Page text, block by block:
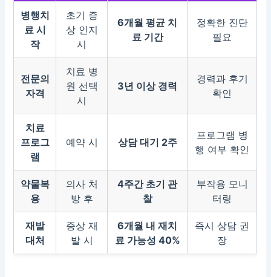
병행치
료 시
작
초기 증
상 인지
시
6개월 평균 치
료 기간
정확한 진단
필요
전문의
자격
치료 병
원 선택
시
3년 이상 경력
경력과 후기
확인
치료
프로그
램
예약 시 상담 대기 2주
프로그램 병
행 여부 확인
약물복
용
의사 처
방 후
4주간 초기 관
찰
부작용 모니
터링
재발
대처
증상 재
발 시
6개월 내 재치
료 가능성 40%
즉시 상담 권
장